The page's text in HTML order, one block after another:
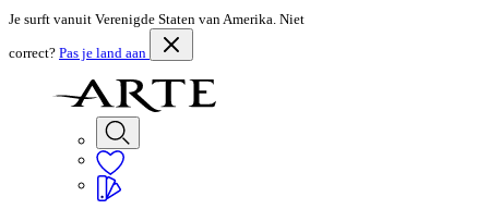
Je surft vanuit Verenigde Staten van Amerika. Niet
correct? Pas je land aan